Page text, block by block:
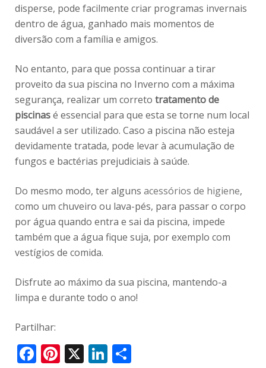
disperse, pode facilmente criar programas invernais
dentro de água, ganhado mais momentos de
diversão com a família e amigos.
No entanto, para que possa continuar a tirar
proveito da sua piscina no Inverno com a máxima
segurança, realizar um correto tratamento de
piscinasé essencial para que esta se torne num local
saudável a ser utilizado. Caso a piscina não esteja
devidamente tratada, pode levar à acumulação de
fungos e bactérias prejudiciais à saúde.
Do mesmo modo, ter alguns acessórios de higiene,
como um chuveiro ou lava-pés, para passar o corpo
por água quando entra e sai da piscina, impede
também que a água fique suja, por exemplo com
vestígios de comida.
Disfrute ao máximo da sua piscina, mantendo-a
limpa e durante todo o ano!
Partilhar:
Facebook
Pinterest
X LinkedIn